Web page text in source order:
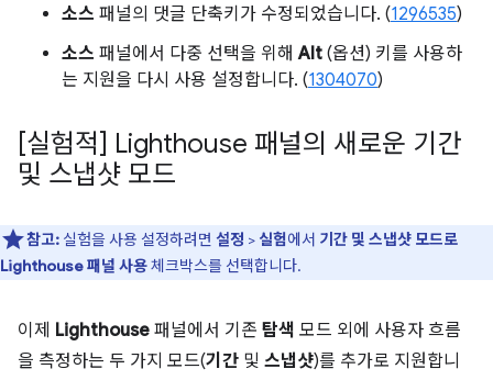
소스 패널의 댓글 단축키가 수정되었습니다. (1296535)
소스 패널에서 다중 선택을 위해Alt (옵션) 키를 사용하
는 지원을 다시 사용 설정합니다. (1304070)
[실험적] Lighthouse 패널의 새로운 기간
및 스냅샷 모드
참고: 실험을 사용 설정하려면 설정 > 실험에서 기간 및 스냅샷 모드로
Lighthouse 패널 사용체크박스를 선택합니다.
이제 Lighthouse 패널에서 기존 탐색 모드 외에 사용자 흐름
을 측정하는 두 가지 모드(기간 및 스냅샷)를 추가로 지원합니